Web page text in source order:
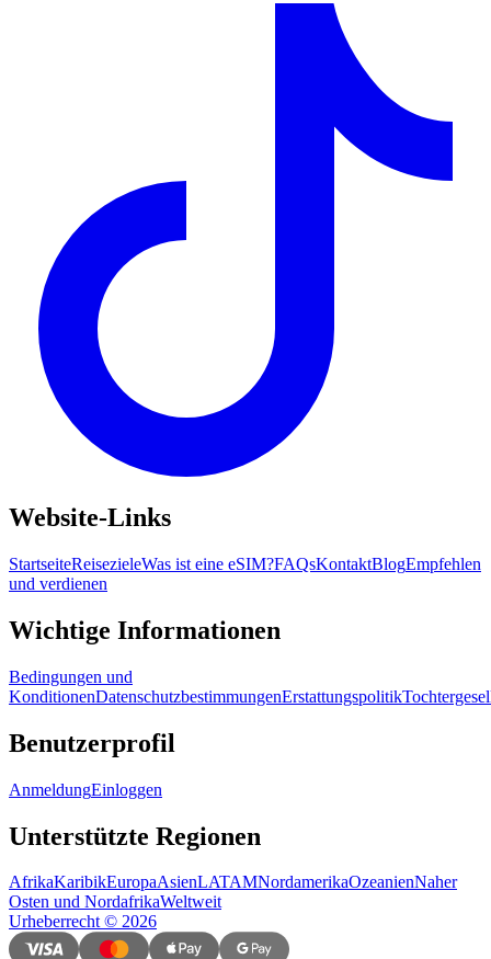
Website-Links
StartseiteReisezieleWas ist eine eSIM?FAQsKontaktBlogEmpfehlen
und verdienen
Wichtige Informationen
Bedingungen und
KonditionenDatenschutzbestimmungenErstattungspolitik
Benutzerprofil
AnmeldungEinloggen
Unterstützte Regionen
AfrikaKaribikEuropaAsienLATAMNordamerikaOzeanienNaher
Osten und NordafrikaWeltweit
Urheberrecht© 2026